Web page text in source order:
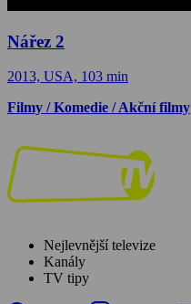
Nářez 2
2013, USA, 103 min
Filmy / Komedie / Akční filmy
Nejlevnější televize
Kanály
TV tipy